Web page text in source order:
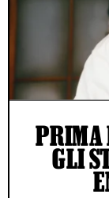
PRIMA
GLI